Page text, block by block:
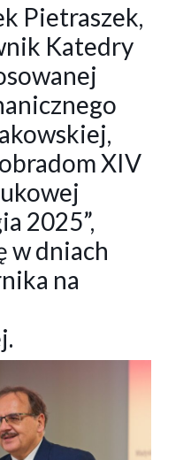
Pietraszek,
Katedry
XIV
2025”,
w dniach
na